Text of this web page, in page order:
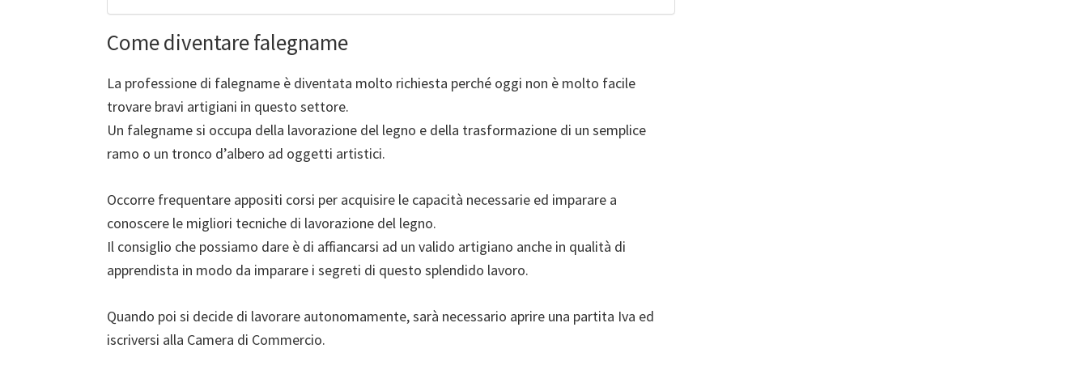
Come diventare falegname
La professione di falegname è diventata molto richiesta perché oggi non è molto facile
trovare bravi artigiani in questo settore.
Un falegname si occupa della lavorazione del legno e della trasformazione di un semplice
ramo o un tronco d’albero ad oggetti artistici.
Occorre frequentare appositi corsi per acquisire le capacità necessarie ed imparare a
conoscere le migliori tecniche di lavorazione del legno.
Il consiglio che possiamo dare è di affiancarsi ad un valido artigiano anche in qualità di
apprendista in modo da imparare i segreti di questo splendido lavoro.
Quando poi si decide di lavorare autonomamente, sarà necessario aprire una partita Iva ed
iscriversi alla Camera di Commercio.